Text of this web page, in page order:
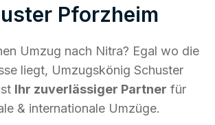
Pforzheim
Umzug nach Nitra? Egal wo die
liegt, Umzugskönig Schuster
Ihr zuverlässiger Partner für
& internationale Umzüge.